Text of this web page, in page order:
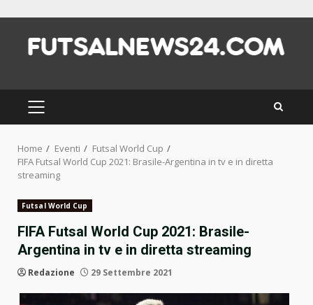
content
PRIMARY
MENU
Home Eventi
Futsal World Cup
FIFA Futsal World Cup 2021: Brasile-Argentina in tv e in diretta
streaming
Futsal World Cup
FIFA Futsal World Cup 2021: Brasile-
Argentina in tv e in diretta streaming
Redazione 29 Settembre 2021